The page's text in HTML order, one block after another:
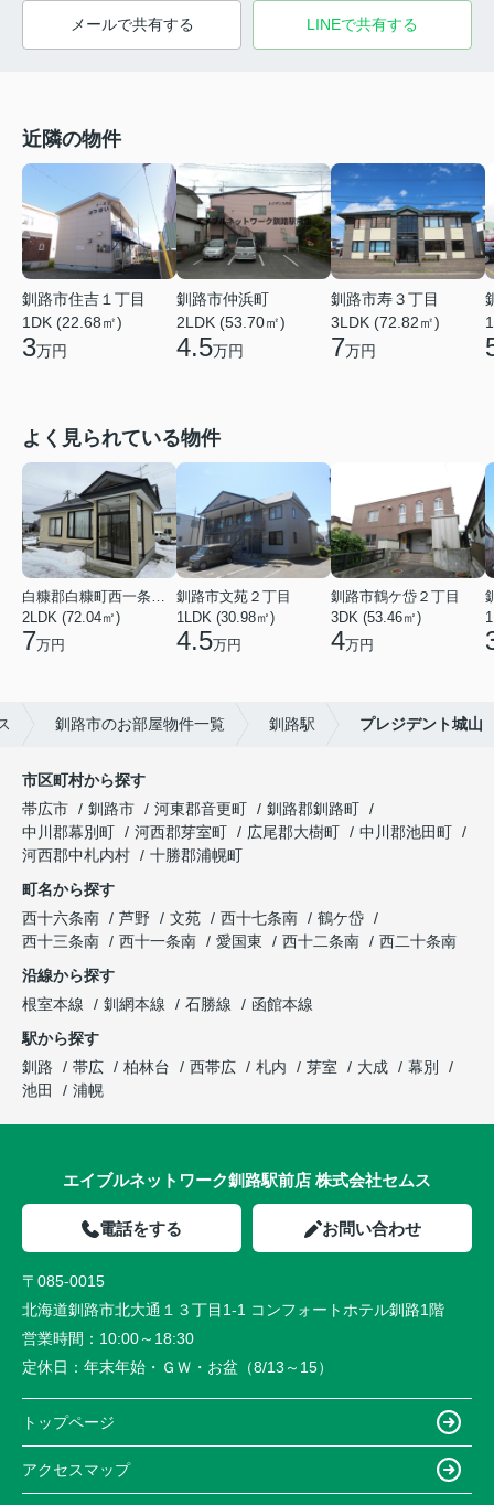
メールで共有する LINEで共有する
近隣の物件
釧路市住吉１丁目
1DK (22.68㎡)
3万円
釧路市仲浜町
2LDK (53.70㎡)
4.5万円
釧路市寿３丁目
3LDK (72.82㎡)
7万円
よく見られている物件
白糠郡白糠町西一条南４丁目
2LDK (72.04㎡)
7万円
釧路市文苑２丁目
1LDK (30.98㎡)
4.5万円
釧路市鶴ケ岱２丁目
3DK (53.46㎡)
4万円
釧路市のお部屋物件一覧 釧路駅 プレジデント城山
市区町村から探す
帯広市
釧路市 河東郡音更町
釧路郡釧路町
中川郡幕別町
河西郡芽室町 広尾郡大樹町
中川郡池田町
河西郡中札内村
十勝郡浦幌町
町名から探す
西十六条南
芦野 文苑 西十七条南
鶴ケ岱
西十三条南
西十一条南 愛国東 西十二条南
西二十条南
沿線から探す
根室本線
釧網本線 石勝線
函館本線
駅から探す
釧路
帯広 柏林台 西帯広 札内 芽室 大成
幕別
池田
浦幌
エイブルネットワーク釧路駅前店 株式会社セムス
電話をする お問い合わせ
〒085-0015
北海道釧路市北大通１３丁目1-1 コンフォートホテル釧路1階
営業時間： 10:00～18:30
定休日： 年末年始・ＧＷ・お盆（8/13～15）
トップページ
アクセスマップ